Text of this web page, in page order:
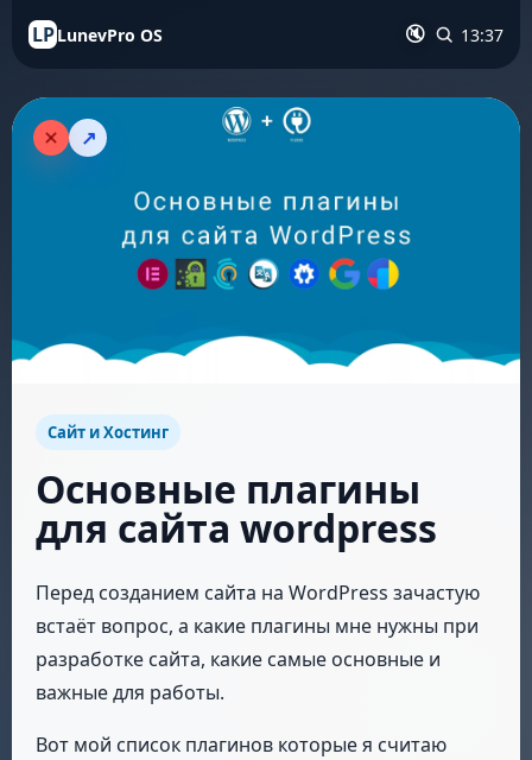
LPLunevPro OS 🔇 13:37
↗
Сайт и Хостинг
Основные плагины
для сайта wordpress
Перед созданием сайта на WordPress зачастую
встаёт вопрос, а какие плагины мне нужны при
разработке сайта, какие самые основные и
важные для работы.
Вот мой список плагинов которые я считаю